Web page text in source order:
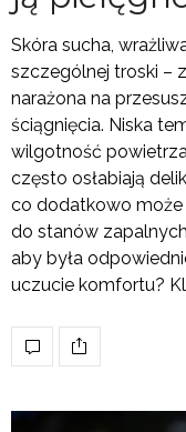
Skóra sucha,
szczególnej troski –
narażona na
ściągnięcia. Niska
wilgotność
często osłabiają
co dodatkowo
do stanów
aby była
uczucie komfortu?